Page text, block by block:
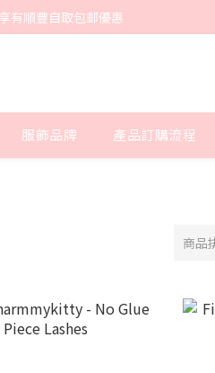
有順豐自取包郵優惠
服飾品牌 產品訂購流程
商品